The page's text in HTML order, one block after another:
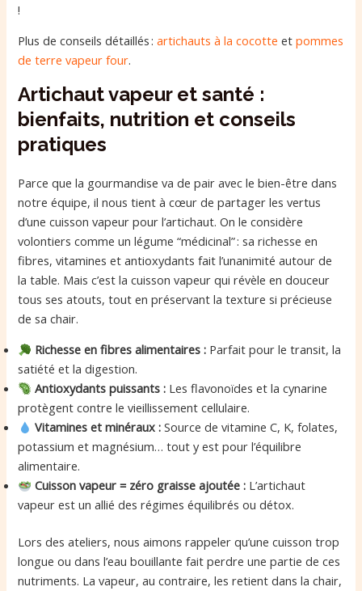
!
Plus de conseils détaillés :artichauts à la cocotte etpommes
de terre vapeur four.
Artichaut vapeur et santé :
bienfaits, nutrition et conseils
pratiques
Parce que la gourmandise va de pair avec le bien-être dans
notre équipe, il nous tient à cœur de partager les vertus
d’une cuisson vapeur pour l’artichaut. On le considère
volontiers comme un légume “médicinal” : sa richesse en
fibres, vitamines et antioxydants fait l’unanimité autour de
la table. Mais c’est la cuisson vapeur qui révèle en douceur
tous ses atouts, tout en préservant la texture si précieuse
de sa chair.
Richesse en fibres alimentaires : Parfait pour le transit, la
satiété et la digestion.
Antioxydants puissants : Les flavonoïdes et la cynarine
protègent contre le vieillissement cellulaire.
Vitamines et minéraux : Source de vitamine C, K, folates,
potassium et magnésium… tout y est pour l’équilibre
alimentaire.
Cuisson vapeur = zéro graisse ajoutée : L’artichaut
vapeur est un allié des régimes équilibrés ou détox.
Lors des ateliers, nous aimons rappeler qu’une cuisson trop
longue ou dans l’eau bouillante fait perdre une partie de ces
nutriments. La vapeur, au contraire, les retient dans la chair,